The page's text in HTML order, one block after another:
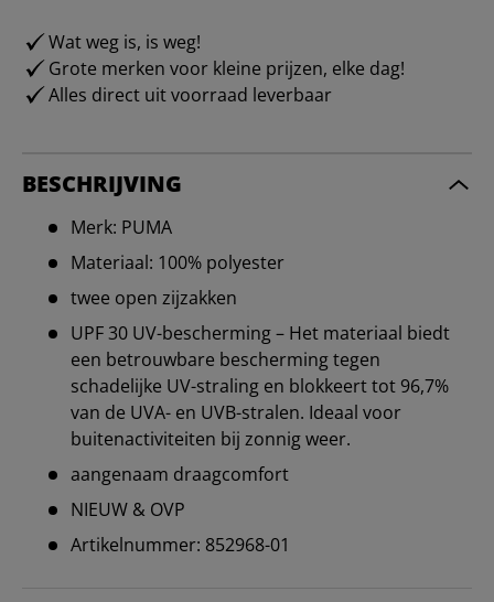
Wat weg is, is weg!
Grote merken voor kleine prijzen, elke dag!
Alles direct uit voorraad leverbaar
BESCHRIJVING
Merk: PUMA
Materiaal: 100% polyester
twee open zijzakken
UPF 30 UV-bescherming – Het materiaal biedt
een betrouwbare bescherming tegen
schadelijke UV-straling en blokkeert tot 96,7%
van de UVA- en UVB-stralen. Ideaal voor
buitenactiviteiten bij zonnig weer.
aangenaam draagcomfort
NIEUW & OVP
Artikelnummer: 852968-01